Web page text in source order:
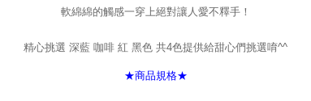
軟綿綿的觸感一穿上絕對讓人愛不釋手！
精心挑選 深藍 咖啡 紅 黑色 共4色提供給甜心們挑選唷^^
★商品規格★